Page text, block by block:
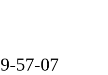
57-07